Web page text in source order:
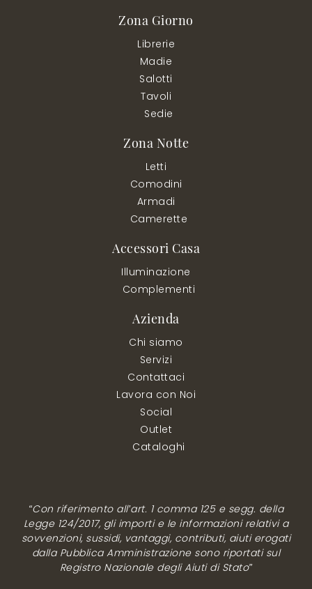
Zona Giorno
Librerie
Madie
Salotti
Tavoli
Sedie
Zona Notte
Letti
Comodini
Armadi
Camerette
Accessori Casa
Illuminazione
Complementi
Azienda
Chi siamo
Servizi
Contattaci
Lavora con Noi
Social
Outlet
Cataloghi
“Con riferimento all’art. 1 comma 125 e segg. della
Legge 124/2017, gli importi e le informazioni relativi a
sovvenzioni, sussidi, vantaggi, contributi, aiuti erogati
dalla Pubblica Amministrazione sono riportati sul
Registro Nazionale degli Aiuti di Stato”